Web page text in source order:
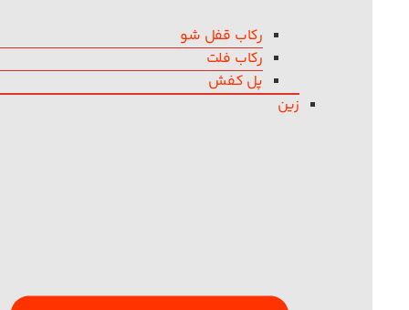
رکاب قفل شو
رکاب فلت
پل کفش
زین